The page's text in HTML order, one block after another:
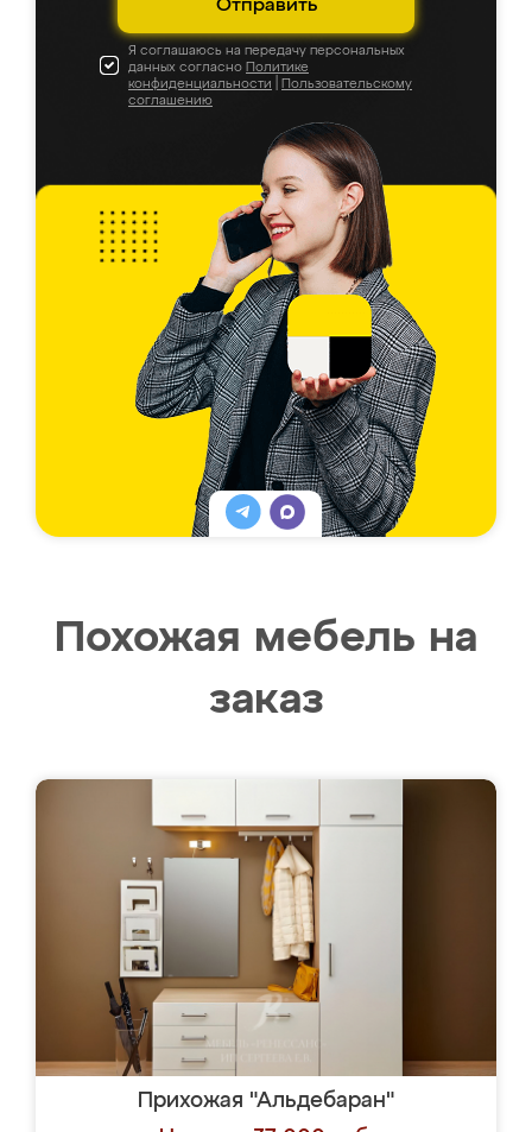
Отправить
Я соглашаюсь на передачу персональных
данных согласно Политике
конфиденциальности
Пользовательскому
соглашению
Похожая мебель на
заказ
Прихожая "Альдебаран"